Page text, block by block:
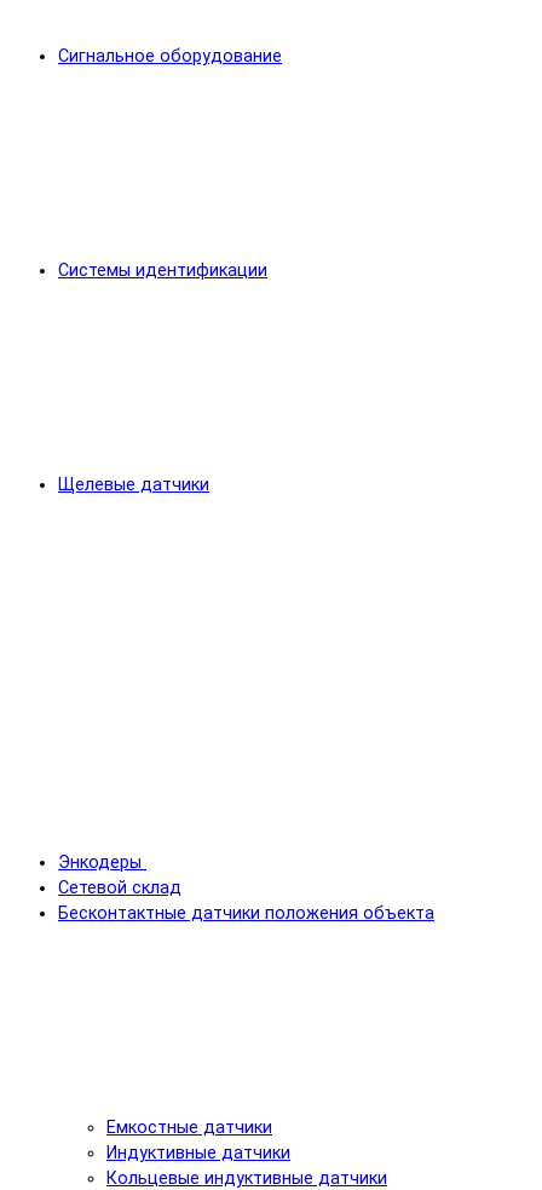
Сигнальное оборудование
Системы идентификации
Щелевые датчики
Энкодеры
Сетевой склад
Бесконтактные датчики положения объекта
Емкостные датчики
Индуктивные датчики
Кольцевые индуктивные датчики